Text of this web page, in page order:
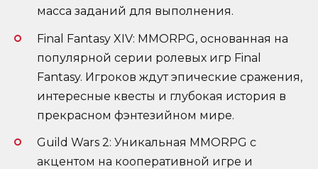
масса заданий для выполнения.
Final Fantasy XIV: MMORPG, основанная на
популярной серии ролевых игр Final
Fantasy. Игроков ждут эпические сражения,
интересные квесты и глубокая история в
прекрасном фэнтезийном мире.
Guild Wars 2: Уникальная MMORPG с
акцентом на кооперативной игре и